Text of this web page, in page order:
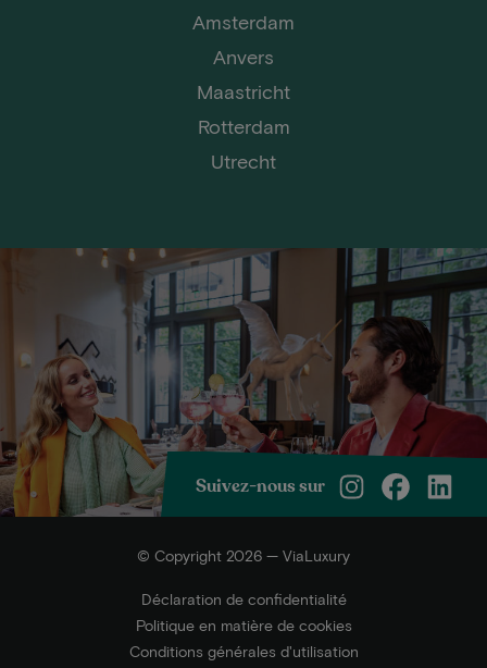
Amsterdam
Anvers
Maastricht
Rotterdam
Utrecht
Suivez-nous sur
© Copyright 2026 — ViaLuxury
Déclaration de confidentialité
Politique en matière de cookies
Conditions générales d'utilisation